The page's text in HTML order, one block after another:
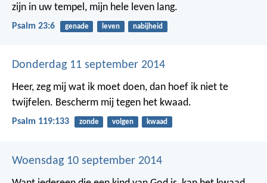
zijn in uw tempel, mijn hele leven lang.
Psalm 23:6 genade leven nabijheid
Donderdag 11 september 2014
Heer, zeg mij wat ik moet doen, dan hoef ik niet te
twijfelen. Bescherm mij tegen het kwaad.
Psalm 119:133 zonde volgen kwaad
Woensdag 10 september 2014